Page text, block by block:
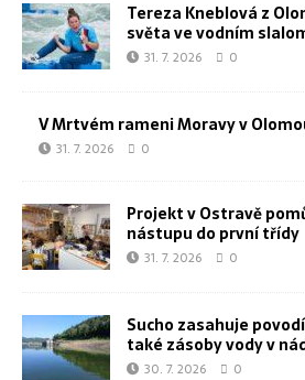
Tereza Kneblová z
světa ve vodním
31. 7. 2026 0
V Mrtvém rameni Moravy v
31. 7. 2026 0
Projekt v Ostravě
nástupu do první třídy
31. 7. 2026 0
Sucho zasahuje
také zásoby vody v
30. 7. 2026 0